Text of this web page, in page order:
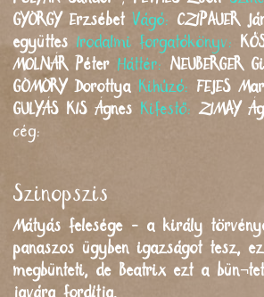
GYÖRGY Erzsébet Vágó: CZIPAUER
együttes Irodalmi forgatókönyv:
MOLNÁR Péter Háttér: NEUBERGER
GÖMÖRY Dorottya Kihúzó: FEJES
GULYÁS KIS Ágnes Kifestő:ZIMAY
cég:
Szinopszis
Mátyás felesége - a király
panaszos ügyben igazságot tesz,
megbünteti, de Beatrix ezt a
javára fordítja.